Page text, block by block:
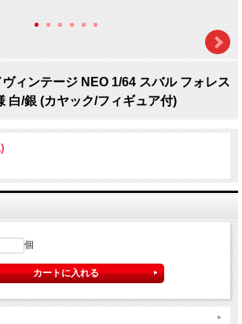
ヴィンテージ NEO 1/64 スバル フォレス
白/銀 (カヤック/フィギュア付)
個